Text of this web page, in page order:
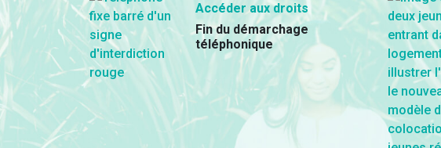
Accéder aux droits
Fin du démarchage
téléphonique